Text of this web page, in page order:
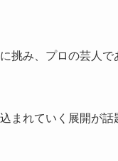
挑み、プロの芸人
まれていく展開が